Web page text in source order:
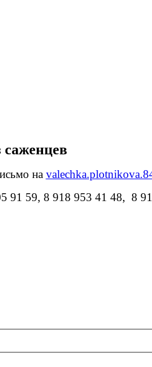
саженцев
на
91 59, 8 918 953 41 48, 8